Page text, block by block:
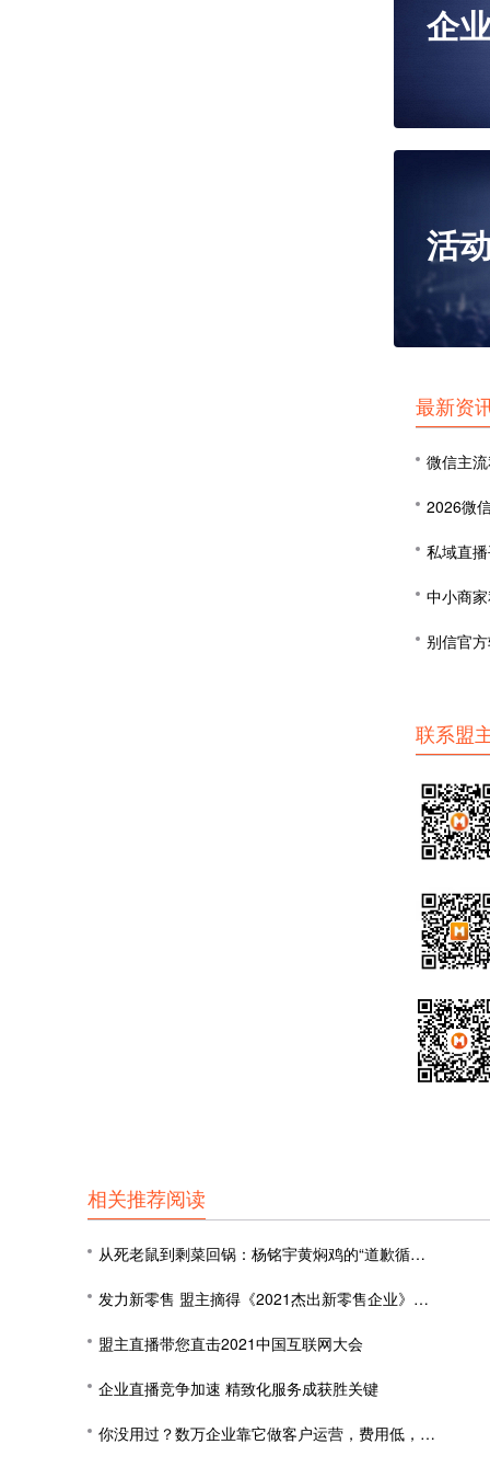
企
活
最新资
微信主
私域直
中小商
联系盟
相关推荐阅读
从死老鼠到剩菜回锅：杨铭宇黄焖鸡的“道歉循环”为何永无止境？
发力新零售 盟主摘得《2021杰出新零售企业》海诺奖
盟主直播带您直击2021中国互联网大会
企业直播竞争加速 精致化服务成获胜关键
你没用过？数万企业靠它做客户运营，费用低，转化高！